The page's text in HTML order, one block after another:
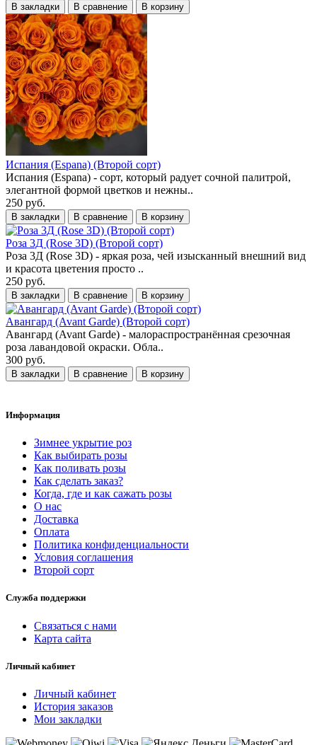
В закладки В сравнение В корзину
Испания (Espana) (Второй сорт)
Испания (Espana) - сорт, который радует сочной палитрой,
элегантной формой цветков и нежны..
250 руб.
В закладки В сравнение В корзину
Роза 3Д (Rose 3D) (Второй сорт)
Роза 3Д (Rose 3D) - яркая роза, чей изысканный внешний вид
и красота цветения просто ..
250 руб.
В закладки В сравнение В корзину
Авангард (Avant Garde) (Второй сорт)
Авангард (Avant Garde) - малораспространённая срезочная
роза лавандовой окраски. Обла..
300 руб.
В закладки В сравнение В корзину
Информация
Зимнее укрытие роз
Как выбирать розы
Как поливать розы
Как сделать заказ?
Когда, где и как сажать розы
О нас
Доставка
Оплата
Политика конфиденциальности
Условия соглашения
Второй сорт
Служба поддержки
Связаться с нами
Карта сайта
Личный кабинет
Личный кабинет
История заказов
Мои закладки